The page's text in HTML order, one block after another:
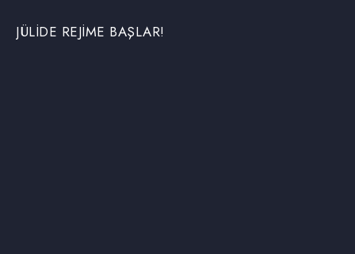
JÜLİDE REJİME BAŞLAR!